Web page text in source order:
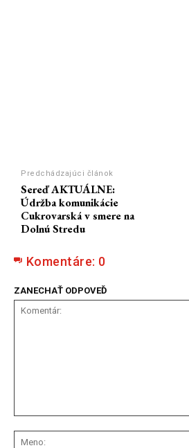
Predchádzajúci článok
Sereď AKTUÁLNE:
Údržba komunikácie
Cukrovarská v smere na
Dolnú Stredu
Komentáre: 0
ZANECHAŤ ODPOVEĎ